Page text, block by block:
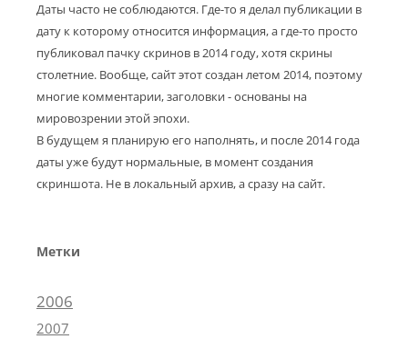
Даты часто не соблюдаются. Где-то я делал публикации в
дату к которому относится информация, а где-то просто
публиковал пачку скринов в 2014 году, хотя скрины
столетние. Вообще, сайт этот создан летом 2014, поэтому
многие комментарии, заголовки - основаны на
мировозрении этой эпохи.
В будущем я планирую его наполнять, и после 2014 года
даты уже будут нормальные, в момент создания
скриншота. Не в локальный архив, а сразу на сайт.
Метки
2006
2007